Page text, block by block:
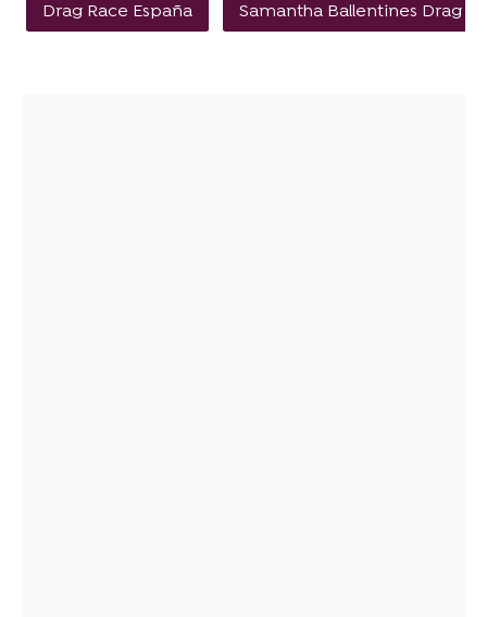
Drag Race España Samantha Ballentines Drag